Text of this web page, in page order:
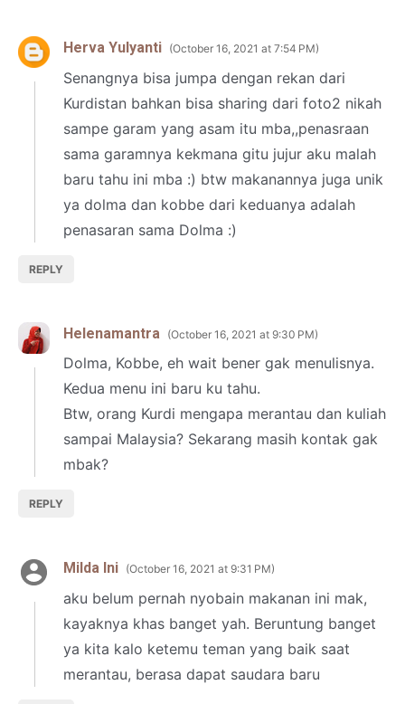
Herva Yulyanti October 16, 2021 at 7:54 PM
Senangnya bisa jumpa dengan rekan dari
Kurdistan bahkan bisa sharing dari foto2 nikah
sampe garam yang asam itu mba,,penasraan
sama garamnya kekmana gitu jujur aku malah
baru tahu ini mba :) btw makanannya juga unik
ya dolma dan kobbe dari keduanya adalah
penasaran sama Dolma :)
REPLY
Helenamantra October 16, 2021 at 9:30 PM
Dolma, Kobbe, eh wait bener gak menulisnya.
Kedua menu ini baru ku tahu.
Btw, orang Kurdi mengapa merantau dan kuliah
sampai Malaysia? Sekarang masih kontak gak
mbak?
REPLY
Milda Ini October 16, 2021 at 9:31 PM
aku belum pernah nyobain makanan ini mak,
kayaknya khas banget yah. Beruntung banget
ya kita kalo ketemu teman yang baik saat
merantau, berasa dapat saudara baru